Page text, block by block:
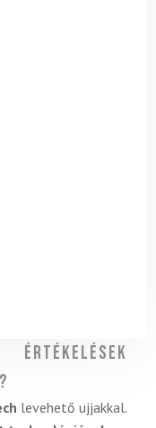
Értékelések
levehető ujjakkal.